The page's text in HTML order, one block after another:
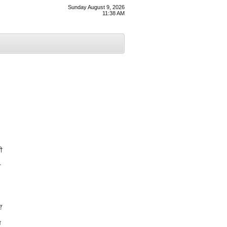
Sunday August 9, 2026
11:38 AM